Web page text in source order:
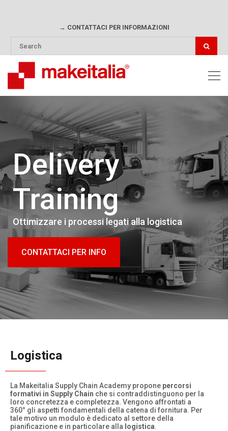
→ CONTATTACI PER INFORMAZIONI
Delivery
Training
Ottimizzare i processi legati alla logistica
CONTATTACI PER INFO
Logistica
La Makeitalia Supply Chain Academy propone percorsi
formativi in Supply Chain che si contraddistinguono per la
loro concretezza e completezza. Vengono affrontati a
360° gli aspetti fondamentali della catena di fornitura. Per
tale motivo un modulo è dedicato al settore della
pianificazione e in particolare alla logistica.